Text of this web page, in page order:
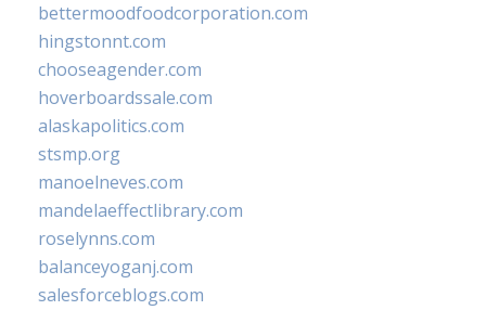
bettermoodfoodcorporation.com
hingstonnt.com
chooseagender.com
hoverboardssale.com
alaskapolitics.com
stsmp.org
manoelneves.com
mandelaeffectlibrary.com
roselynns.com
balanceyoganj.com
salesforceblogs.com